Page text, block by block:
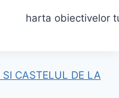
CASTELUL DE LA